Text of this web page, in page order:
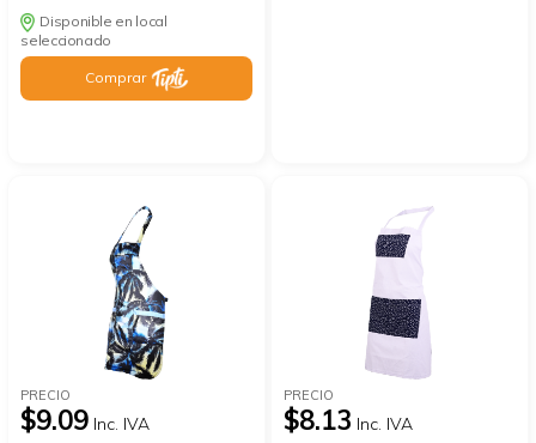
Disponible en local
seleccionado
Comprar
PRECIO
$9.09 Inc. IVA
PRECIO
$8.13 Inc. IVA